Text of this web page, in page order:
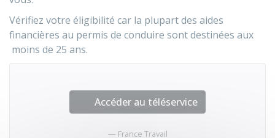
Vérifiez votre éligibilité car la plupart des aides
financières au permis de conduire sont destinées aux
moins de 25 ans.
Accéder au téléservice
France Travail